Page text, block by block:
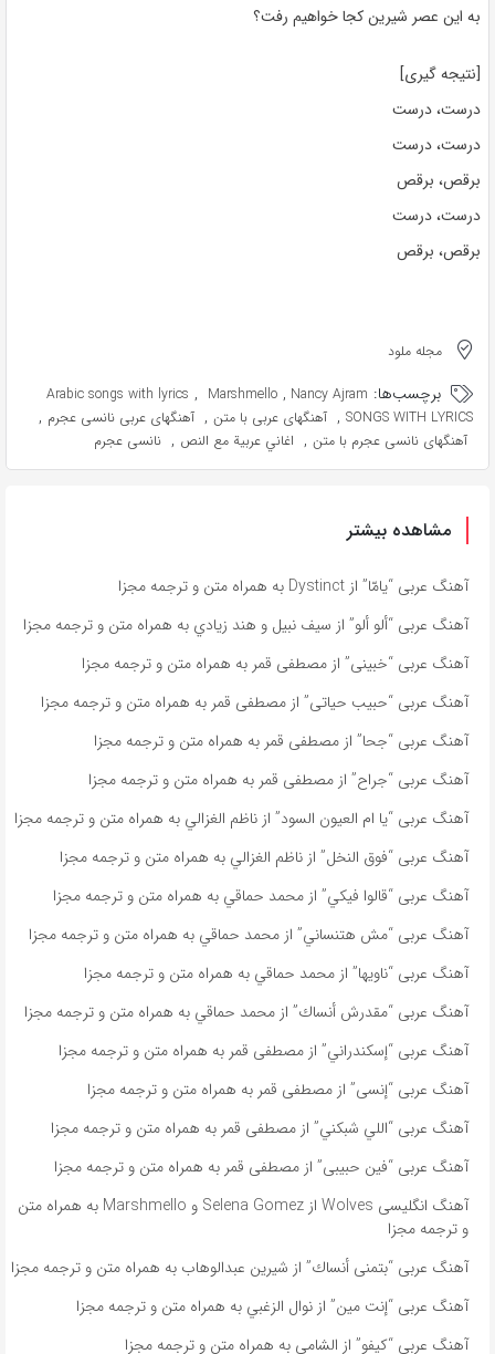
به این عصر شیرین کجا خواهیم رفت؟
[نتیجه گیری]
درست، درست
درست، درست
برقص، برقص
درست، درست
برقص، برقص
مجله ملود
برچسب‌ها: Arabic songs with lyrics , Marshmello , Nancy Ajram
SONGS WITH LYRICS
, آهنگهای عربی با متن , آهنگهای عربی نانسی عجرم ,
آهنگهای نانسی عجرم با متن , اغاني عربية مع النص , نانسی عجرم
مشاهده بیشتر
آهنگ عربی “يامّا” از Dystinct به همراه متن و ترجمه مجزا
آهنگ عربی “ألو ألو” از سيف نبيل و هند زيادي به همراه متن و ترجمه مجزا
آهنگ عربی “خبينى” از مصطفى قمر به همراه متن و ترجمه مجزا
آهنگ عربی “حبيب حياتى” از مصطفى قمر به همراه متن و ترجمه مجزا
آهنگ عربی “جحا” از مصطفى قمر به همراه متن و ترجمه مجزا
آهنگ عربی “جراح” از مصطفى قمر به همراه متن و ترجمه مجزا
آهنگ عربی “يا ام العيون السود” از ناظم الغزالي به همراه متن و ترجمه مجزا
آهنگ عربی “فوق النخل” از ناظم الغزالي به همراه متن و ترجمه مجزا
آهنگ عربی “قالوا فيكي” از محمد حماقي به همراه متن و ترجمه مجزا
آهنگ عربی “مش هتنساني” از محمد حماقي به همراه متن و ترجمه مجزا
آهنگ عربی “ناویها” از محمد حماقي به همراه متن و ترجمه مجزا
آهنگ عربی “مقدرش أنساك” از محمد حماقي به همراه متن و ترجمه مجزا
آهنگ عربی “إسكندراني” از مصطفى قمر به همراه متن و ترجمه مجزا
آهنگ عربی “إنسى” از مصطفى قمر به همراه متن و ترجمه مجزا
آهنگ عربی “اللي شبكني” از مصطفى قمر به همراه متن و ترجمه مجزا
آهنگ عربی “فين حبيبى” از مصطفى قمر به همراه متن و ترجمه مجزا
آهنگ انگلیسی Wolves از Selena Gomez و Marshmello به همراه متن
و ترجمه مجزا
آهنگ عربی “بتمنى أنساك” از شیرین عبدالوهاب به همراه متن و ترجمه مجزا
آهنگ عربی “إنت مين” از نوال الزغبي به همراه متن و ترجمه مجزا
آهنگ عربی “كيفو” از الشامي به همراه متن و ترجمه مجزا